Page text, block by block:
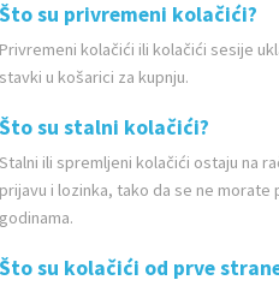
linkove na stranice
od strane tih trećih osoba.
stranica.
naknade zahtijevati
Također ste slobodni
Što su privremeni kolačići?
Privremeni kolačići ili kolačići sesije
stavki u košarici za kupnju.
Što su stalni kolačići?
Stalni ili spremljeni kolačići ostaju na
prijavu i lozinka, tako da se ne
godinama.
Što su kolačići od prve